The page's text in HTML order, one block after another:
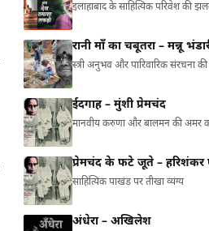
इलाहाबाद के साहित्यिक परिवेश की
रानी माँ का चबूतरा – मन्नू
स्त्री अनुभव और पारिवारिक संरचना
ईदगाह – मुंशी प्रेमचंद
मानवीय करुणा और बालमन की अमर
प्रेमचंद के फटे जूते – हरिशंकर
साहित्यिक पाखंड पर तीखा व्यंग्य
अंधेरा – अखिलेश